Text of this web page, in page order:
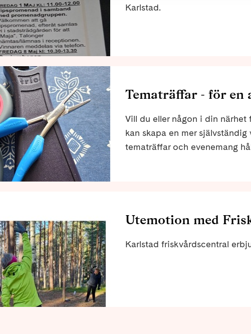
Karlstad.
Tematräffar - för en
Vill du eller någon i din
kan skapa en mer
tematräffar och evenemang
Utemotion med
Karlstad friskvårdscentral